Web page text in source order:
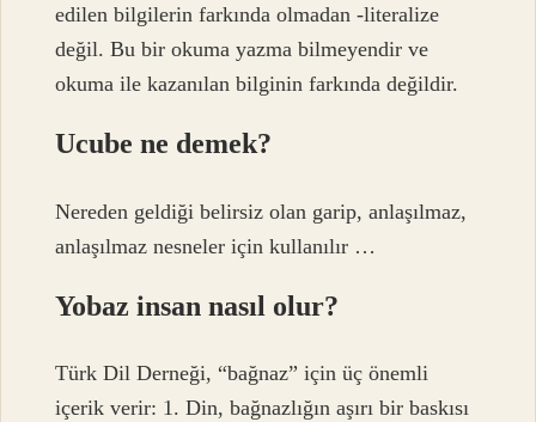
edilen bilgilerin farkında olmadan -literalize
değil. Bu bir okuma yazma bilmeyendir ve
okuma ile kazanılan bilginin farkında değildir.
Ucube ne demek?
Nereden geldiği belirsiz olan garip, anlaşılmaz,
anlaşılmaz nesneler için kullanılır …
Yobaz insan nasıl olur?
Türk Dil Derneği, “bağnaz” için üç önemli
içerik verir: 1. Din, bağnazlığın aşırı bir baskısı